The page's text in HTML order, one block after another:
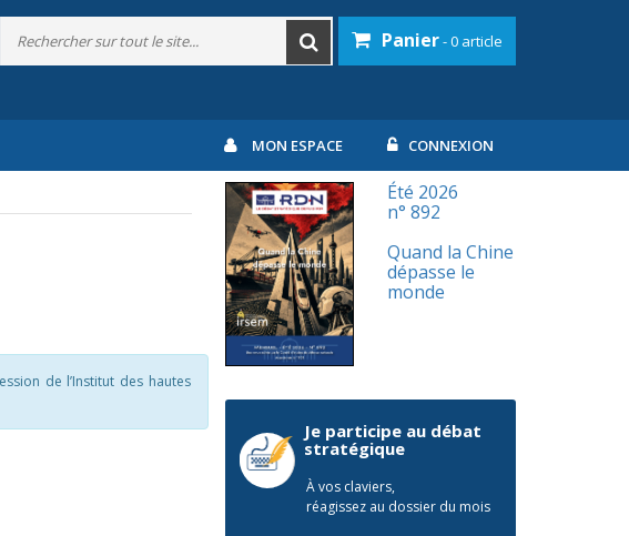
Panier- 0 article
MON ESPACE CONNEXION
de l’Institut des hautes
Été 2026
n° 892
Quand la Chine
dépasse le
monde
Je participe au débat
stratégique
À vos claviers,
réagissez au dossier du mois